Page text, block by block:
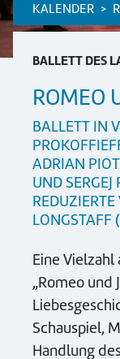
KALENDER
BALLETT DES
ROMEO
BALLETT IN
ADRIAN
UND SERGEJ
LONGSTAFF
Eine
„Romeo und
Schauspiel,
Handlung